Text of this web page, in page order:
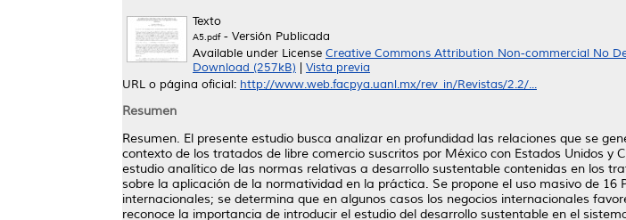
Texto
A5.pdf- Versión Publicada
Available under License Creative Commons Attribution Non-commercial No
Download (257kB)
Vista previa
URL o página oficial: http://www.web.facpya.uanl.mx/rev_in/Revistas/2.2/...
Resumen
Resumen. El presente estudio busca analizar en profundidad las relaciones que se
contexto de los tratados de libre comercio suscritos por México con Estados Unidos y
estudio analítico de las normas relativas a desarrollo sustentable contenidas en los
sobre la aplicación de la normatividad en la práctica. Se propone el uso masivo de
internacionales; se determina que en algunos casos los negocios internacionales
reconoce la importancia de introducir el estudio del desarrollo sustentable en el